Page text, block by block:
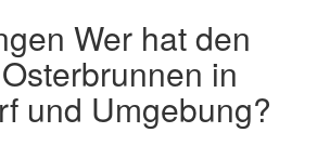
Wer hat den
in
und Umgebung?